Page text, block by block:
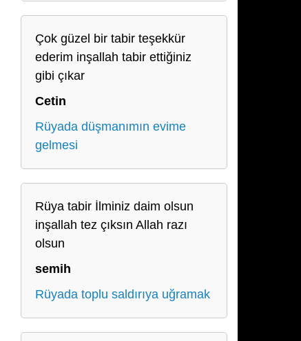
Çok güzel bir tabir teşekkür
ederim inşallah tabir ettiğiniz
gibi çıkar
Cetin
Rüyada düşmanımın evime
gelmesi
Rüya tabir İlminiz daim olsun
inşallah tez çıksın Allah razı
olsun
semih
Rüyada toplu saldırıya uğramak